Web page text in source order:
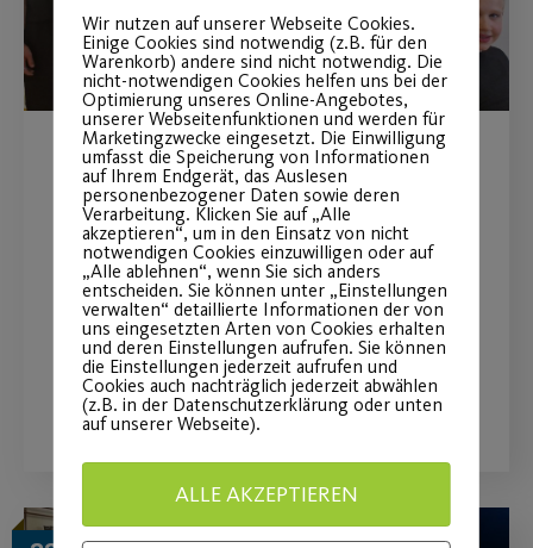
JEDER MENSCH – Große
Tanzshows in der Stadthalle
Fürth!
Jetzt noch schnell Tickets sichern!
WEITERLESEN
Wir nutzen auf unserer Webseite Cookies.
Einige Cookies sind notwendig (z.B. für den
Warenkorb) andere sind nicht notwendig. Die
nicht-notwendigen Cookies helfen uns bei der
Optimierung unseres Online-Angebotes,
unserer Webseitenfunktionen und werden für
Marketingzwecke eingesetzt. Die Einwilligung
umfasst die Speicherung von Informationen
auf Ihrem Endgerät, das Auslesen
personenbezogener Daten sowie deren
Verarbeitung. Klicken Sie auf „Alle
akzeptieren“, um in den Einsatz von nicht
notwendigen Cookies einzuwilligen oder auf
„Alle ablehnen“, wenn Sie sich anders
entscheiden. Sie können unter „Einstellungen
verwalten“ detaillierte Informationen der von
uns eingesetzten Arten von Cookies erhalten
und deren Einstellungen aufrufen. Sie können
die Einstellungen jederzeit aufrufen und
Cookies auch nachträglich jederzeit abwählen
(z.B. in der Datenschutzerklärung oder unten
auf unserer Webseite).
ALLE AKZEPTIEREN